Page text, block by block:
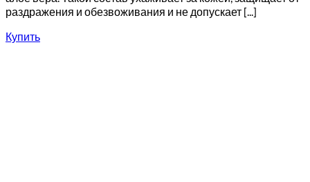
раздражения и обезвоживания и не допускает [...]
Купить